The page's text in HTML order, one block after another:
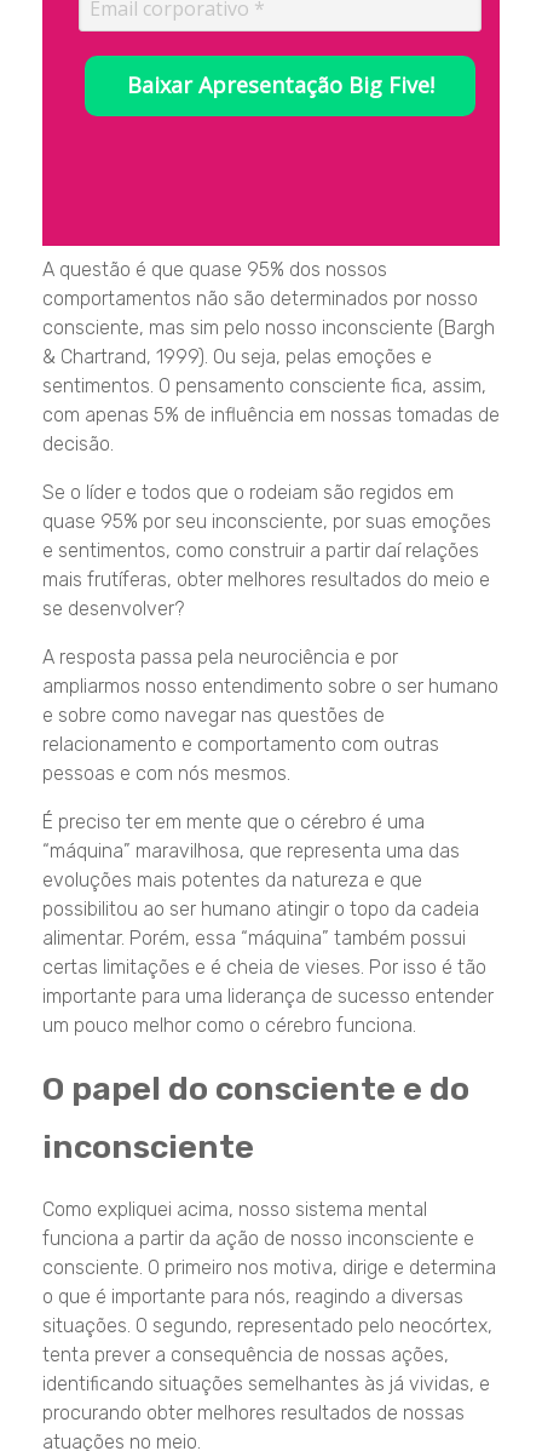
Baixar Apresentação Big Five!
A questão é que quase 95% dos nossos
comportamentos não são determinados por nosso
consciente, mas sim pelo nosso inconsciente (Bargh
& Chartrand, 1999). Ou seja, pelas emoções e
sentimentos. O pensamento consciente fica, assim,
com apenas 5% de influência em nossas tomadas de
decisão.
Se o líder e todos que o rodeiam são regidos em
quase 95% por seu inconsciente, por suas emoções
e sentimentos, como construir a partir daí relações
mais frutíferas, obter melhores resultados do meio e
se desenvolver?
A resposta passa pela neurociência e por
ampliarmos nosso entendimento sobre o ser humano
e sobre como navegar nas questões de
relacionamento e comportamento com outras
pessoas e com nós mesmos.
É preciso ter em mente que o cérebro é uma
“máquina” maravilhosa, que representa uma das
evoluções mais potentes da natureza e que
possibilitou ao ser humano atingir o topo da cadeia
alimentar. Porém, essa “máquina” também possui
certas limitações e é cheia de vieses. Por isso é tão
importante para uma liderança de sucesso entender
um pouco melhor como o cérebro funciona.
O papel do consciente e do
inconsciente
Como expliquei acima, nosso sistema mental
funciona a partir da ação de nosso inconsciente e
consciente. O primeiro nos motiva, dirige e determina
o que é importante para nós, reagindo a diversas
situações. O segundo, representado pelo neocórtex,
tenta prever a consequência de nossas ações,
identificando situações semelhantes às já vividas, e
procurando obter melhores resultados de nossas
atuações no meio.